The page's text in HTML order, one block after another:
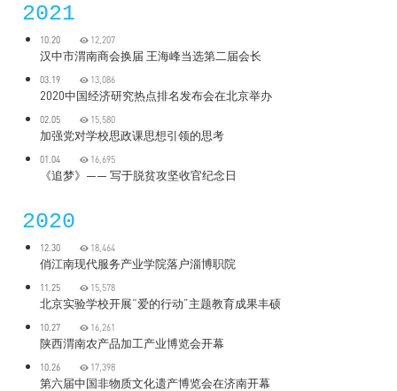
2021
10.20 12,207
汉中市渭南商会换届 王海峰当选第二届会长
03.19 13,086
2020中国经济研究热点排名发布会在北京举办
02.05 15,580
加强党对学校思政课思想引领的思考
01.04 16,695
《追梦》—— 写于脱贫攻坚收官纪念日
2020
12.30 18,464
俏江南现代服务产业学院落户淄博职院
11.25 15,578
北京实验学校开展“爱的行动”主题教育成果丰硕
10.27 16,261
陕西渭南农产品加工产业博览会开幕
10.26 17,398
第六届中国非物质文化遗产博览会在济南开幕